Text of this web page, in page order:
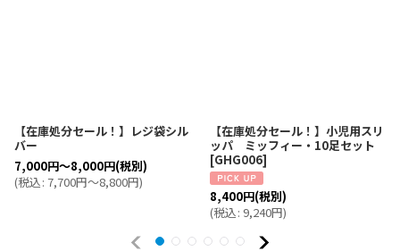
【在庫処分セール！】レジ袋シル
バー
7,000円～8,000円(税別)
(税込: 7,700円～8,800円)
【在庫処分セール！】小児用スリ
ッパ ミッフィー・10足セット
[GHG006]
8,400円(税別)
(税込: 9,240円)